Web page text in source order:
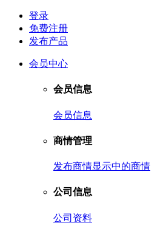
登录
免费注册
发布产品
会员中心
会员信息
会员信息
商情管理
发布商情显示中的商情
公司信息
公司资料